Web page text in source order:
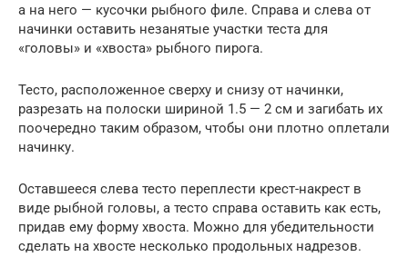
а на него — кусочки рыбного филе. Справа и слева от
начинки оставить незанятые участки теста для
«головы» и «хвоста» рыбного пирога.
Тесто, расположенное сверху и снизу от начинки,
разрезать на полоски шириной 1.5 — 2 см и загибать их
поочередно таким образом, чтобы они плотно оплетали
начинку.
Оставшееся слева тесто переплести крест-накрест в
виде рыбной головы, а тесто справа оставить как есть,
придав ему форму хвоста. Можно для убедительности
сделать на хвосте несколько продольных надрезов.